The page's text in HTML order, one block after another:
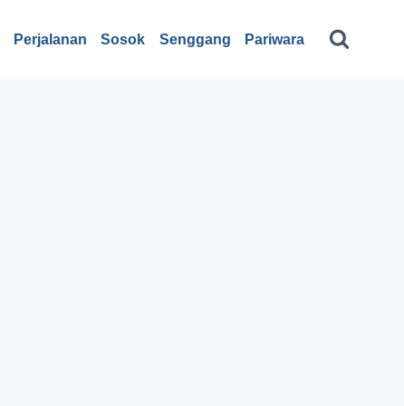
Perjalanan Sosok Senggang Pariwara